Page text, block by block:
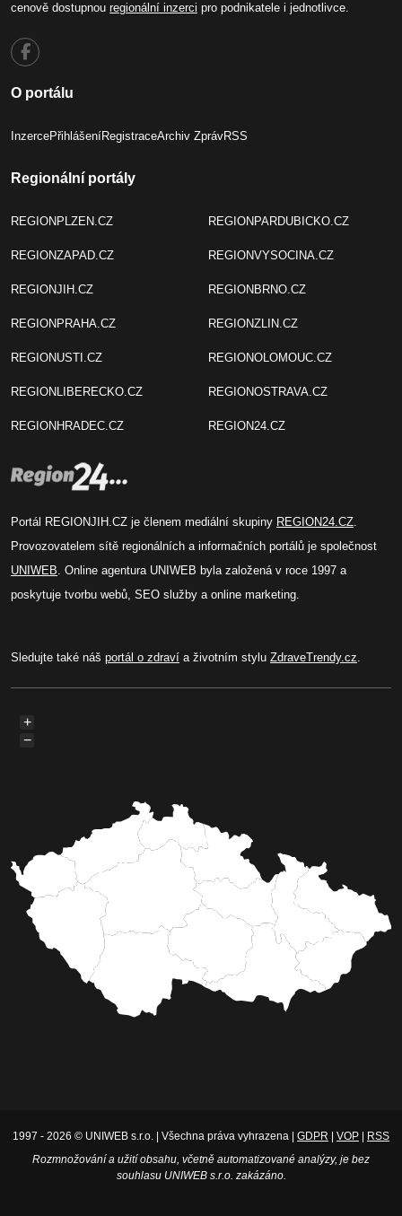
cenově dostupnou regionální inzerci pro podnikatele i jednotlivce.
O portálu
InzercePřihlášeníRegistraceArchiv ZprávRSS
Regionální portály
REGIONPLZEN.CZ
REGIONZAPAD.CZ
REGIONJIH.CZ
REGIONPRAHA.CZ
REGIONUSTI.CZ
REGIONLIBERECKO.CZ
REGIONHRADEC.CZ
REGIONPARDUBICKO.CZ
REGIONVYSOCINA.CZ
REGIONBRNO.CZ
REGIONZLIN.CZ
REGIONOLOMOUC.CZ
REGIONOSTRAVA.CZ
REGION24.CZ
Portál REGIONJIH.CZ je členem mediální skupiny REGION24.CZ.
Provozovatelem sítě regionálních a informačních portálů je společnost
UNIWEB. Online agentura UNIWEB byla založená v roce 1997 a
poskytuje tvorbu webů, SEO služby a online marketing.
Sledujte také náš portál o zdraví a životním stylu ZdraveTrendy.cz.
+
−
1997 - 2026 © UNIWEB s.r.o. | Všechna práva vyhrazena | GDPR VOP
RSS
Rozmnožování a užití obsahu, včetně automatizované analýzy, je bez
souhlasu UNIWEB s.r.o. zakázáno.